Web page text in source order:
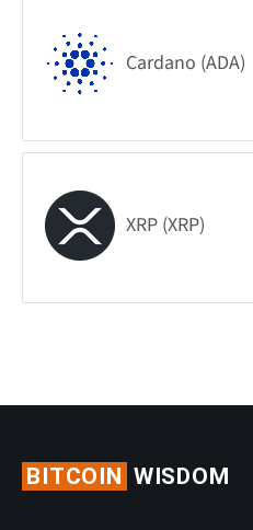
Cardano (ADA)
XRP (XRP)
BITCOIN WISDOM